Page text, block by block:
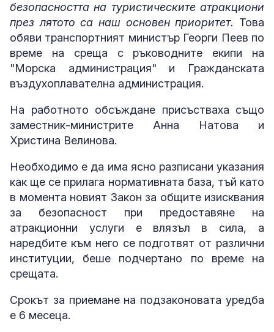
безопасността на туристическите атракциони
през лятото са наш основен приоритет. Това
обяви транспортният министър Георги Пеев по
време на среща с ръководните екипи на
"Морска администрация" и Гражданската
въздухоплавателна администрация.
На работното обсъждане присъстваха също
заместник-министрите Анна Натова и
Христина Велинова.
Необходимо е да има ясно разписани указания
как ще се прилага нормативната база, тъй като
в момента новият Закон за общите изисквания
за безопасност при предоставяне на
атракционни услуги е влязъл в сила, а
наредбите към него се подготвят от различни
институции, беше подчертано по време на
срещата.
Срокът за приемане на подзаконовата уредба
е 6 месеца.